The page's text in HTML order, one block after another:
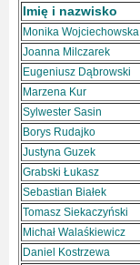
Imię i nazwisko
Monika Wojciechowska
Joanna Milczarek
Eugeniusz Dąbrowski
Marzena Kur
Sylwester Sasin
Borys Rudajko
Justyna Guzek
Grabski Łukasz
Sebastian Białek
Tomasz Siekaczyński
Michał Walaśkiewicz
Daniel Kostrzewa